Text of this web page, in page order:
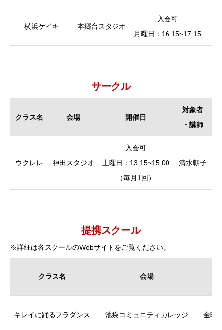
横浜ケイキ 本郷台スタジオ
入会可
月曜日：16:15~17:15
サークル
クラス名 会場 開催日
対象者
・講師
開催日
・講師
ウクレレ 神田スタジオ
入会可
土曜日：13:15~15:00
（毎月1回）
清水朝子
提携スクール
※詳細は各スクールのWebサイトをご覧ください。
クラス名 会場
キレイに踊るフラダンス 池袋コミュニティカレッジ 金曜